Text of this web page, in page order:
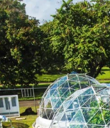
Suramérica